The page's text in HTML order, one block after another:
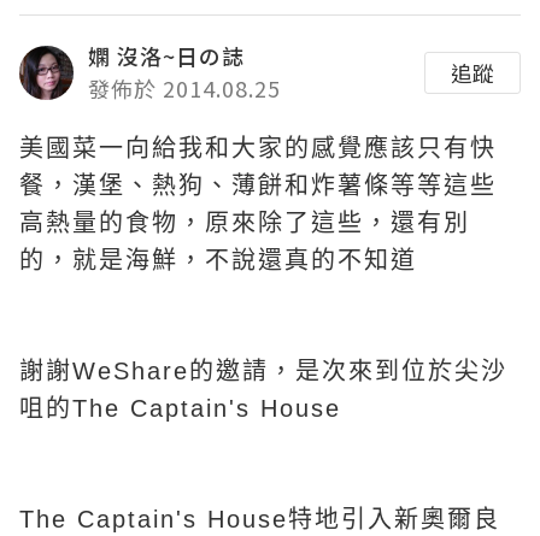
嫻 沒洛~日の誌
發佈於 2014.08.25
追蹤
美國菜一向給我和大家的感覺應該只有快
餐，漢堡、熱狗、薄餅和炸薯條等等這些
高熱量的食物，原來除了這些，還有別
的，就是海鮮，不說還真的不知道
謝謝WeShare的邀請，是次來到位於尖沙
咀的The Captain's House
The Captain's House特地引入新奧爾良